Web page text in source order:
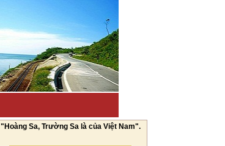
"Hoàng Sa, Trường Sa là của Việt Nam".